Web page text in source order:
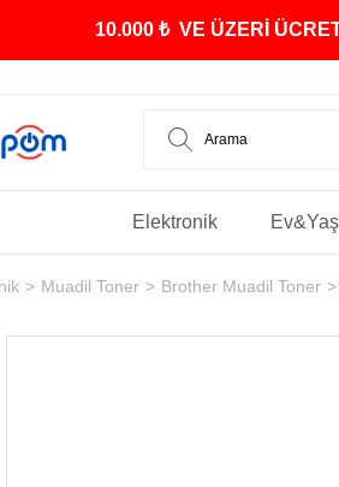
10.000 ₺ VE ÜZERİ
Elektronik
Muadil Toner Brother Muadil Toner